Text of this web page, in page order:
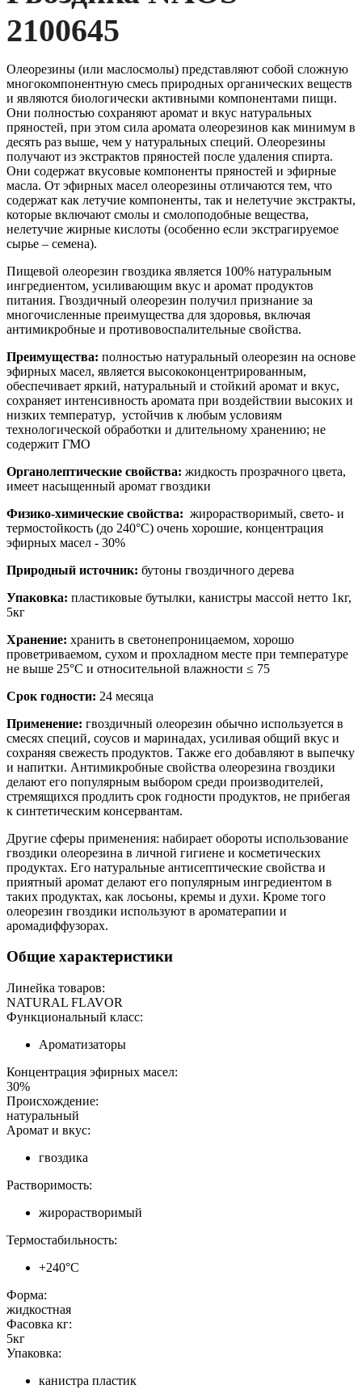
2100645
Олеорезины (или маслосмолы) представляют собой сложную
многокомпонентную смесь природных органических веществ
и являются биологически активными компонентами пищи.
Они полностью сохраняют аромат и вкус натуральных
пряностей, при этом сила аромата олеорезинов как минимум в
десять раз выше, чем у натуральных специй. Олеорезины
получают из экстрактов пряностей после удаления спирта.
Они содержат вкусовые компоненты пряностей и эфирные
масла. От эфирных масел олеорезины отличаются тем, что
содержат как летучие компоненты, так и нелетучие экстракты,
которые включают смолы и смолоподобные вещества,
нелетучие жирные кислоты (особенно если экстрагируемое
сырье – семена).
Пищевой олеорезин гвоздика является 100% натуральным
ингредиентом, усиливающим вкус и аромат продуктов
питания. Гвоздичный олеорезин получил признание за
многочисленные преимущества для здоровья, включая
антимикробные и противовоспалительные свойства.
Преимущества: полностью натуральный олеорезин на основе
эфирных масел, является высококонцентрированным,
обеспечивает яркий, натуральный и стойкий аромат и вкус,
сохраняет интенсивность аромата при воздействии высоких и
низких температур, устойчив к любым условиям
технологической обработки и длительному хранению; не
содержит ГМО
Органолептические свойства: жидкость прозрачного цвета,
имеет насыщенный аромат гвоздики
Физико-химические свойства: жирорастворимый, свето- и
термостойкость (до 240°С) очень хорошие, концентрация
эфирных масел - 30%
Природный источник: бутоны гвоздичного дерева
Упаковка: пластиковые бутылки, канистры массой нетто 1кг,
5кг
Хранение: хранить в светонепроницаемом, хорошо
проветриваемом, сухом и прохладном месте при температуре
не выше 25°С и относительной влажности ≤ 75
Срок годности: 24 месяца
Применение: гвоздичный олеорезин обычно используется в
смесях специй, соусов и маринадах, усиливая общий вкус и
сохраняя свежесть продуктов. Также его добавляют в выпечку
и напитки. Антимикробные свойства олеорезина гвоздики
делают его популярным выбором среди производителей,
стремящихся продлить срок годности продуктов, не прибегая
к синтетическим консервантам.
Другие сферы применения: набирает обороты использование
гвоздики олеорезина в личной гигиене и косметических
продуктах. Его натуральные антисептические свойства и
приятный аромат делают его популярным ингредиентом в
таких продуктах, как лосьоны, кремы и духи. Кроме того
олеорезин гвоздики используют в ароматерапии и
аромадиффузорах.
Общие характеристики
Линейка товаров:
NATURAL FLAVOR
Функциональный класс:
Ароматизаторы
Концентрация эфирных масел:
30%
Происхождение:
натуральный
Аромат и вкус:
гвоздика
Растворимость:
жирорастворимый
Термостабильность:
+240°C
Форма:
жидкостная
Фасовка кг:
5кг
Упаковка:
канистра пластик